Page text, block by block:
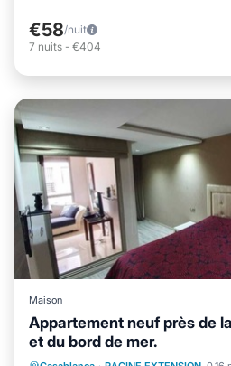
€58/nuit
7 nuits - €404
Maison
Appartement neuf près de
et du bord de mer.